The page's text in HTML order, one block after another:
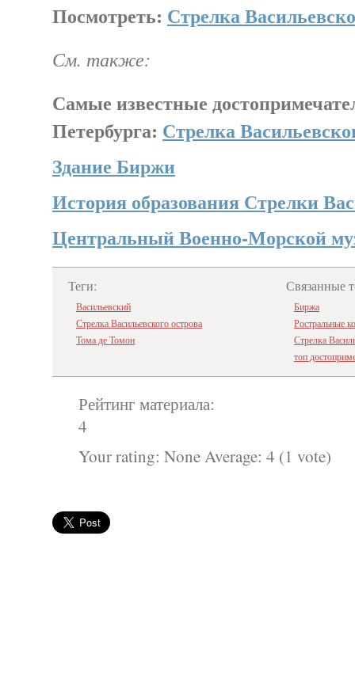
Посмотреть: Стрелка
См. также:
Самые известные
Петербурга: Стрелка
Здание Биржи
История образования Стрелки
Центральный Военно-Морской
Теги:
Васильевский
Стрелка Васильевского острова
Тома де Томон
Связанные
Биржа
Ростральные
Стрелка
топ
Рейтинг материала:
4
Your rating: None Average: 4 (1 vote)